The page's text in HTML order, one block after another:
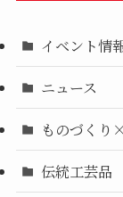
イベント情
ニュース
ものづくり
伝統工芸品